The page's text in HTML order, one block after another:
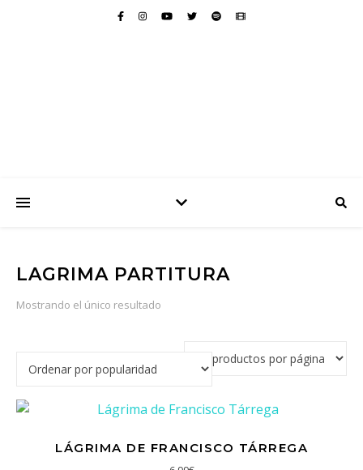
LAGRIMA PARTITURA
Mostrando el único resultado
LÁGRIMA DE FRANCISCO TÁRREGA